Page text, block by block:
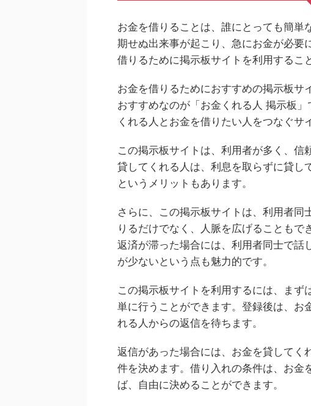
お金を借りることは、誰にとっても簡
期せぬ出来事が起こり、急にお金が必要
借りるために掲示板サイトを利用するこ
お金を借りるためにおすすめの掲示板サ
おすすめなのが「お金くれる人 掲示板
くれる人とお金を借りたい人をつなぐサ
この掲示板サイトは、利用者が多く、
貸してくれる人は、利息を取らずに貸し
というメリットもあります。
さらに、この掲示板サイトは、利用者
りるだけでなく、人脈を広げることもで
返済が滞った場合には、利用者同士で話
が少ないという点も魅力的です。
この掲示板サイトを利用するには、ま
単に行うことができます。登録後は、お
れる人からの返信を待ちます。
返信があった場合には、お金を貸してく
件を決めます。借り入れの条件は、お金
ば、自由に決めることができます。